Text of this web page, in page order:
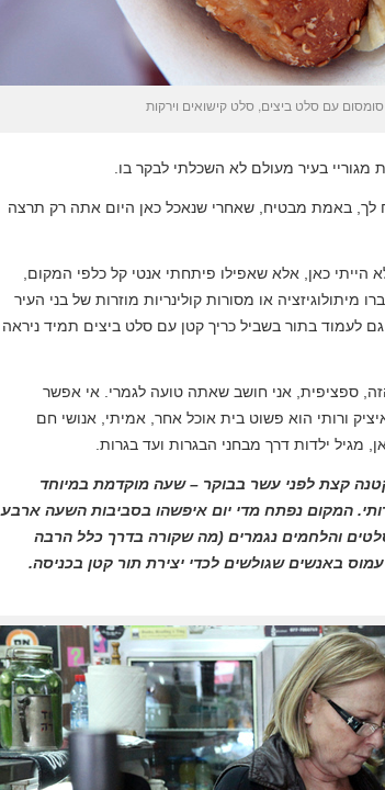
עם סלט ביצים, סלט קישואים וירקות
בעיר מעולם לא השכלתי לבקר בו.
לך, באמת מבטיח, שאחרי שנאכל כאן היום אתה רק תרצה
הייתי כאן, אלא שאפילו פיתחתי אנטי קל כלפי המקום,
או מסורות קולינריות מוזרות של בני העיר
לעמוד בתור בשביל כריך קטן עם סלט ביצים תמיד ניראה
ספציפית, אני חושב שאתה טועה לגמרי. אי אפשר
ורותי הוא פשוט בית אוכל אחר, אמיתי, אנושי חם
מגיל ילדות דרך מבחני הבגרות ועד בגרות.
קצת לפני עשר בבוקר – שעה מוקדמת במיוחד
המקום נפתח מדי יום איפשהו בסביבות השעה ארבע
והלחמים נגמרים (מה שקורה בדרך כלל הרבה
באנשים שגולשים לכדי יצירת תור קטן בכניסה.